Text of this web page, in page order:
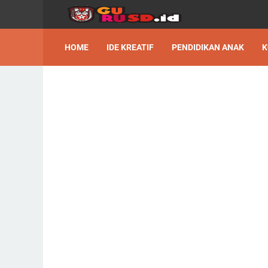
HOME IDE KREATIF PENDIDIKAN ANAK